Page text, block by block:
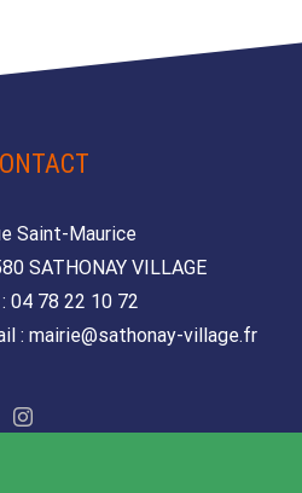
Saint-Maurice
SATHONAY VILLAGE
04 78 22 10 72
: mairie@sathonay-village.fr